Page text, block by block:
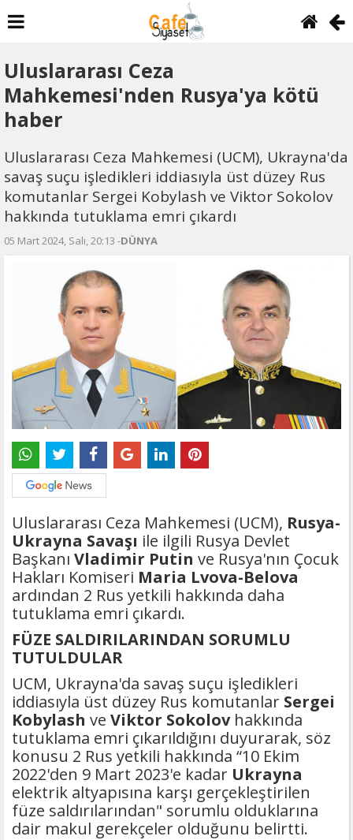
Uluslararası Ceza
Mahkemesi'nden Rusya'ya kötü
haber
Uluslararası Ceza Mahkemesi (UCM), Ukrayna'da
savaş suçu işledikleri iddiasıyla üst düzey Rus
komutanlar Sergei Kobylash ve Viktor Sokolov
hakkında tutuklama emri çıkardı
05 Mart 2024, Salı, 20:13 -DÜNYA
Uluslararası Ceza Mahkemesi (UCM), Rusya-
Ukrayna Savaşı ile ilgili Rusya Devlet
Başkanı Vladimir Putin ve Rusya'nın Çocuk
Hakları Komiseri Maria Lvova-Belova
ardından 2 Rus yetkili hakkında daha
tutuklama emri çıkardı.
FÜZE SALDIRILARINDAN SORUMLU
TUTULDULAR
UCM, Ukrayna'da savaş suçu işledikleri
iddiasıyla üst düzey Rus komutanlar Sergei
Kobylash ve Viktor Sokolovhakkında
tutuklama emri çıkarıldığını duyurarak, söz
konusu 2 Rus yetkili hakkında “10 Ekim
2022'den 9 Mart 2023'e kadar Ukrayna
elektrik altyapısına karşı gerçekleştirilen
füze saldırılarından" sorumlu olduklarına
dair makul gerekçeler olduğunu belirtti.